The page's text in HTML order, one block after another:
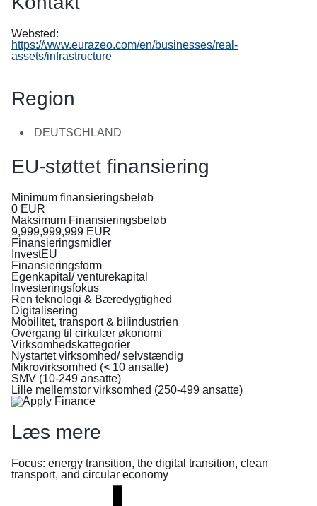
Як
flygter
krigen
i
Websted:
https://www.eurazeo.com/en/businesses/real-
assets/infrastructure
Region
DEUTSCHLAND
EU-støttet finansiering
Minimum finansieringsbeløb
0 EUR
Maksimum Finansieringsbeløb
9,999,999,999 EUR
Finansieringsmidler
InvestEU
Finansieringsform
Egenkapital/ venturekapital
Investeringsfokus
Ren teknologi & Bæredygtighed
Digitalisering
Mobilitet, transport & bilindustrien
Overgang til cirkulær økonomi
Virksomhedskattegorier
Nystartet virksomhed/ selvstændig
Mikrovirksomhed (< 10 ansatte)
SMV (10-249 ansatte)
Lille mellemstor virksomhed (250-499 ansatte)
Læs mere
Focus: energy transition, the digital transition, clean
transport, and circular economy